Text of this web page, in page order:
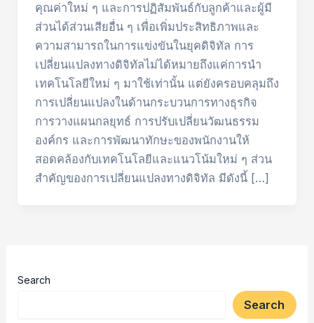
คุณค่าใหม่ ๆ และการปฏิสัมพันธ์กับลูกค้าและผู้มี
ส่วนได้ส่วนเสียอื่น ๆ เพื่อเพิ่มประสิทธิภาพและ
ความสามารถในการแข่งขันในยุคดิจิทัล การ
เปลี่ยนแปลงทางดิจิทัลไม่ได้หมายถึงแค่การนำ
เทคโนโลยีใหม่ ๆ มาใช้เท่านั้น แต่ยังครอบคลุมถึง
การเปลี่ยนแปลงในด้านกระบวนการทางธุรกิจ
การวางแผนกลยุทธ์ การปรับเปลี่ยนวัฒนธรรม
องค์กร และการพัฒนาทักษะของพนักงานให้
สอดคล้องกับเทคโนโลยีและแนวโน้มใหม่ ๆ ส่วน
สำคัญของการเปลี่ยนแปลงทางดิจิทัล มีดังนี้ […]
Search
Search